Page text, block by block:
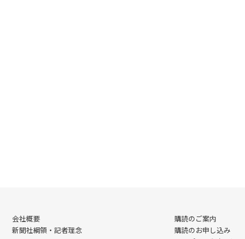
会社概要
新聞社綱領・記者理念
購読のご案内
購読のお申し込み